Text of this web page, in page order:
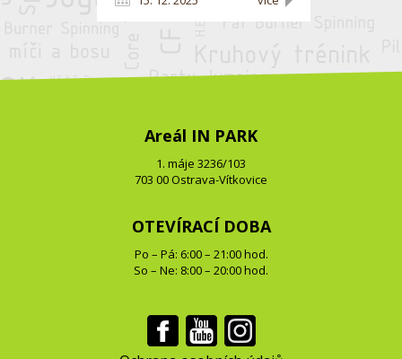
Areál IN PARK
1. máje 3236/103
703 00 Ostrava-Vítkovice
OTEVÍRACÍ DOBA
Po – Pá: 6:00 – 21:00 hod.
So – Ne: 8:00 – 20:00 hod.